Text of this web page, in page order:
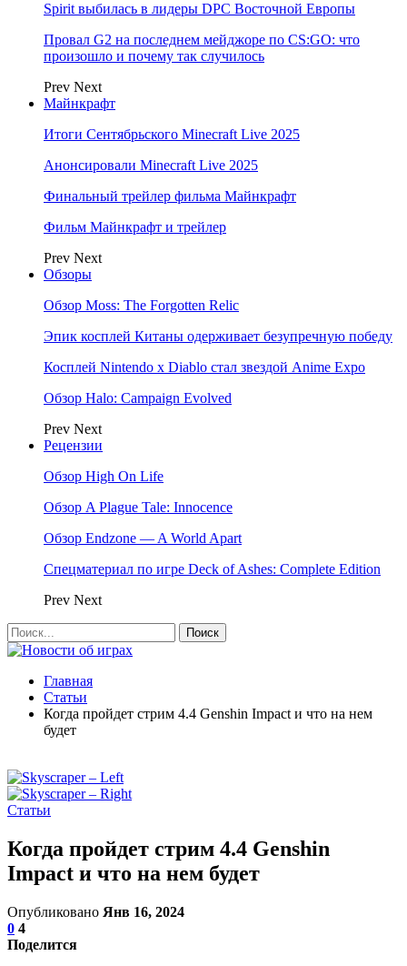
Spirit выбилась в лидеры DPC Восточной Европы
Провал G2 на последнем мейджоре по CS:GO: что
произошло и почему так случилось
Prev Next
Майнкрафт
Итоги Сентябрьского Minecraft Live 2025
Анонсировали Minecraft Live 2025
Финальный трейлер фильма Майнкрафт
Фильм Майнкрафт и трейлер
Prev Next
Обзоры
Обзор Moss: The Forgotten Relic
Эпик косплей Китаны одерживает безупречную победу
Косплей Nintendo x Diablo стал звездой Anime Expo
Обзор Halo: Campaign Evolved
Prev Next
Рецензии
Обзор High On Life
Обзор A Plague Tale: Innocence
Обзор Endzone — A World Apart
Спецматериал по игре Deck of Ashes: Complete Edition
Prev Next
Главная
Статьи
Когда пройдет стрим 4.4 Genshin Impact и что на нем
будет
Статьи
Когда пройдет стрим 4.4 Genshin
Impact и что на нем будет
Опубликовано Янв 16, 2024
0 4
Поделится